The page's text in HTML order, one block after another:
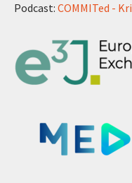
Podcast: COMMITed -